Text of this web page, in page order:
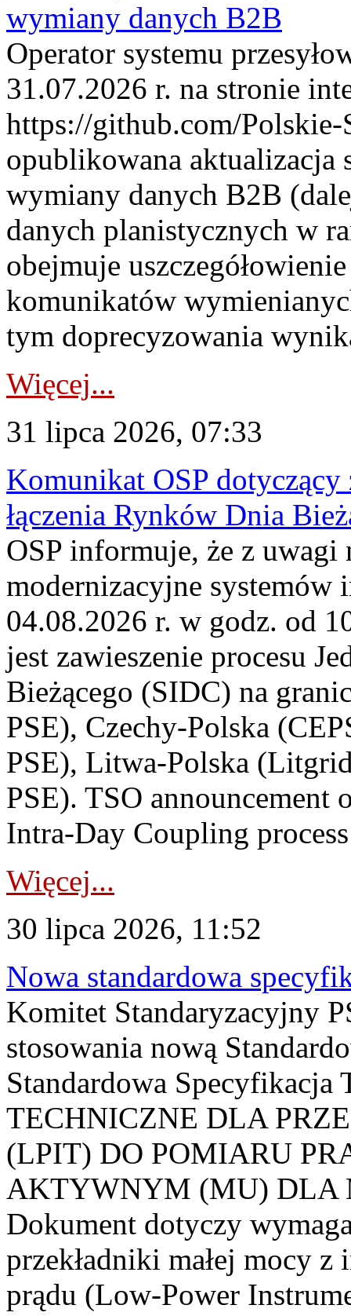
wymiany danych B2B
Operator systemu
31.07.2026 r. na stronie
https://github.com/Polskie-
opublikowana aktualizacja
wymiany danych B2B
danych planistycznych w
obejmuje
komunikatów
tym doprecyzowania
Więcej...
31 lipca 2026, 07:33
Komunikat OSP dotyczący
łączenia Rynków Dnia
OSP informuje, że z uwagi
modernizacyjne
04.08.2026 r. w godz. od
jest zawieszenie procesu
Bieżącego (SIDC) na
PSE), Czechy-Polska
PSE), Litwa-Polska
PSE). TSO announcement
Intra-Day Coupling
Więcej...
30 lipca 2026, 11:52
Nowa standardowa
Komitet Standaryzacyjny
stosowania nową
Standardowa
TECHNICZNE DLA
(LPIT) DO POMIARU
AKTYWNYM (MU) DLA
Dokument dotyczy
przekładniki małej mocy
prądu (Low-Power